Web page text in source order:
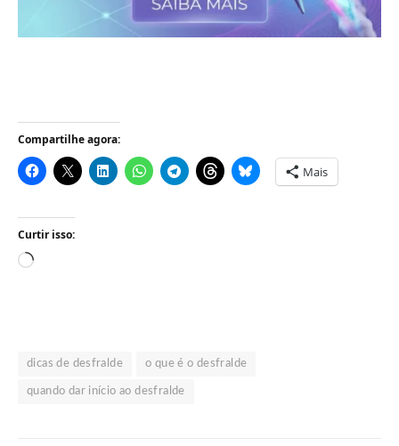
Compartilhe agora:
Mais
Curtir isso:
Carregando...
dicas de desfralde o que é o desfralde
quando dar início ao desfralde